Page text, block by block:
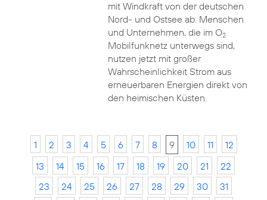
mit Windkraft von der deutschen
Nord- und Ostsee ab. Menschen
und Unternehmen, die im O2
Mobilfunknetz unterwegs sind,
nutzen jetzt mit großer
Wahrscheinlichkeit Strom aus
erneuerbaren Energien direkt von
den heimischen Küsten.
1 2 3 4 5 6 7 8 9 10 11
12
13
14 15 16 17 18 19 20 21
22
23
24 25 26 27 28 29 30
31